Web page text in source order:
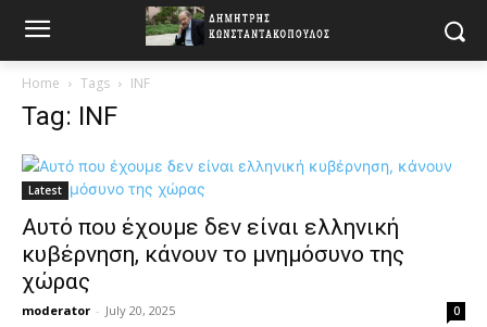
Home Tags INF
Tag: INF
Latest
Αυτό που έχουμε δεν είναι ελληνική
κυβέρνηση, κάνουν το μνημόσυνο της
χώρας
moderator - July 20, 2025 0